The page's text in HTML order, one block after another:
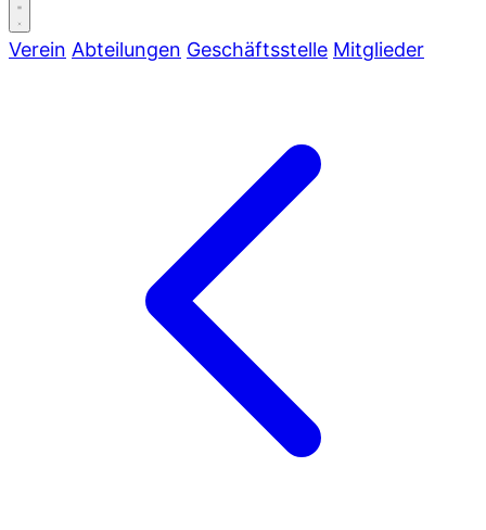
Verein Abteilungen Geschäftsstelle Mitglieder